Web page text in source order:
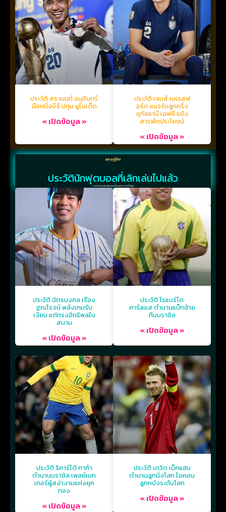
ประวัติ สรานนท์ อนุอินทร์
มือหนึ่งบีจี ปทุม ยูไนเต็ด
« เปิดข้อมูล »
ประวัติ เจมส์ เบเรสฟ
อร์ด แนวรับลูกครึ่ง
อุทัยธานี เอฟซี แข้ง
สารพัดประโยชน์
« เปิดข้อมูล »
ประวัตินักฟุตบอลที่เลิกเล่นไปแล้ว
รวมตำนานนักฟุตบอลทั้งหลาย จากทั่วโลก
ประวัติ ฉัตรมงคล เรือง
ฐณโรจน์ พลังเกมรับ
เงียบ แต่ทรงอิทธิพลใน
สนาม
« เปิดข้อมูล »
ประวัติ โรแบร์โต
คาร์ลอส ตำนานแบ็กซ้าย
ทีมบราซิล
« เปิดข้อมูล »
ประวัติ ริคาร์โด้ กาก้า
ตำนานบราซิล เพลย์เมก
เกอร์ผู้สง่างามแห่งยุค
ทอง
« เปิดข้อมูล »
ประวัติ เดวิด เบ็คแฮม
ตำนานลูกนิ่งโลก ไอคอน
ลูกหนังระดับโลก
« เปิดข้อมูล »